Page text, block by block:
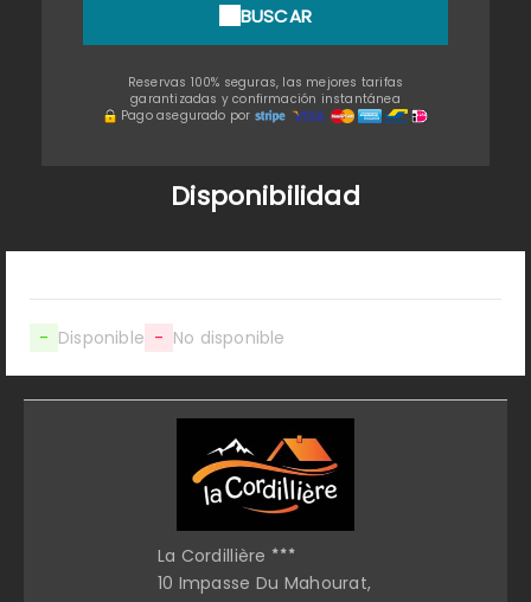
BUSCAR
Reservas 100% seguras, las mejores tarifas
garantizadas y confirmación instantánea
Pago asegurado por
Disponibilidad
- Disponible - No disponible
La Cordillière
10 Impasse Du Mahourat,